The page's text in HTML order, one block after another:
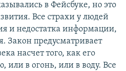
в Фейсбуке, но это
Все страхи у людей
и недостатка информации,
Закон предусматривает
насчет того, как его
или в огонь, или в воду. Все